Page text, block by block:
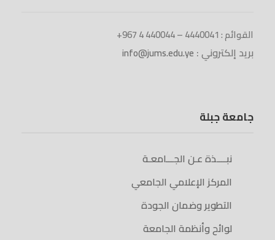
القوائم : 4440041 – 440044 4 967+
بريد إلكتروني : info@jums.edu.ye
جامعة جبلة
نبــــذة عـن الجـــامعـة
المركز الإعلامي الجامعي
التطوير وضمان الجودة
لوائح وأنظمة الجامعة